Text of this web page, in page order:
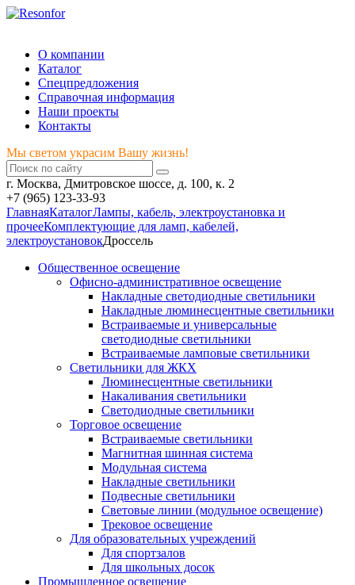
О компании
Каталог
Спецпредложения
Справочная информация
Наши проекты
Контакты
Мы светом украсим Вашу жизнь!
г. Москва, Дмитровское шоссе, д. 100, к. 2
+7 (965) 123-33-93
ГлавнаяКаталогЛампы, кабель, электроустановка и
прочееКомплектующие для ламп, кабелей,
электроустановокДроссель
Общественное освещение
Офисно-административное освещение
Накладные светодиодные светильники
Накладные люминесцентные светильники
Встраиваемые и универсальные
светодиодные светильники
Встраиваемые ламповые светильники
Светильники для ЖКХ
Люминесцентные светильники
Накаливания светильники
Светодиодные светильники
Торговое освещение
Встраиваемые светильники
Магнитная шинная система
Модульная система
Накладные светильники
Подвесные светильники
Световые линии (модульное освещение)
Трековое освещение
Для образовательных учреждений
Для спортзалов
Для школьных досок
Промышленное освещение